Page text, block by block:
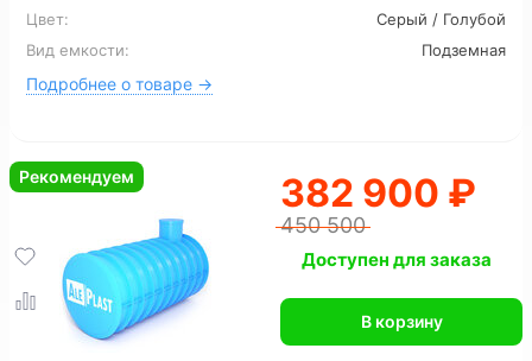
Цвет:
Серый / Голубой
Вид емкости:
Подземная
Подробнее о товаре →
382 900 ₽
450 500
Рекомендуем
Доступен для заказа
В корзину